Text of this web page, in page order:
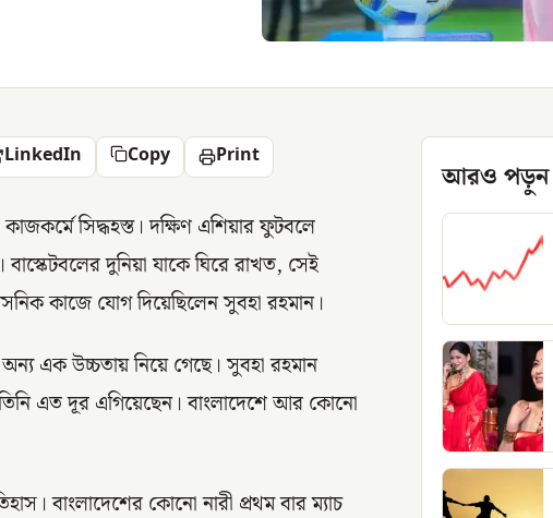
LinkedIn Copy Print
সিদ্ধহস্ত। দক্ষিণ এশিয়ার ফুটবলে
বাস্কেটবলের দুনিয়া যাকে ঘিরে রাখত, সেই
কাজে যোগ দিয়েছিলেন সুবহা রহমান।
এক উচ্চতায় নিয়ে গেছে। সুবহা রহমান
এত দূর এগিয়েছেন। বাংলাদেশে আর কোনো
বাংলাদেশের কোনো নারী প্রথম বার ম্যাচ
আরও পড়ুন